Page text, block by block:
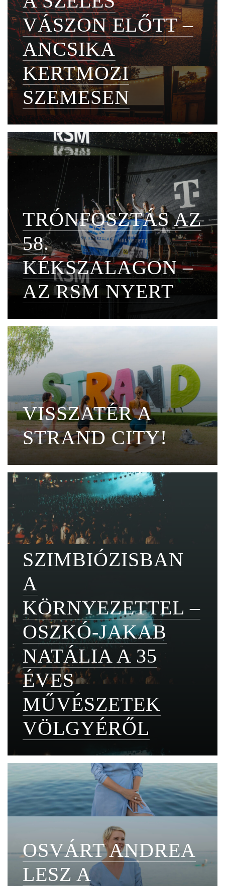
VÁSZON ELŐTT –
ANCSIKA
KERTMOZI
SZEMESEN
TRÓNFOSZTÁS AZ
58.
KÉKSZALAGON –
AZ RSM NYERT
VISSZATÉR A
STRAND CITY!
SZIMBIÓZISBAN
A
KÖRNYEZETTEL –
OSZKÓ-JAKAB
NATÁLIA A 35
ÉVES
MŰVÉSZETEK
VÖLGYÉRŐL
OSVÁRT ANDREA
LESZ A